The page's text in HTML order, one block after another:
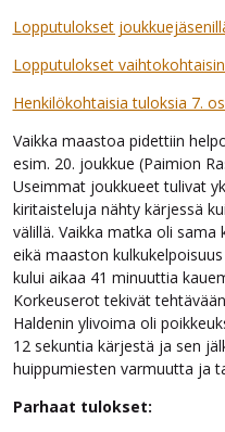
Lopputulokset
Lopputulokset
Henkilökohtaisia tuloksia 7.
Vaikka maastoa pidettiin
esim. 20. joukkue (Paimion
Useimmat joukkueet tulivat
kiritaisteluja nähty kärjessä
välillä. Vaikka matka oli
eikä maaston
kului aikaa 41 minuuttia
Korkeuserot tekivät
Haldenin ylivoima oli
12 sekuntia kärjestä ja sen
huippumiesten varmuutta ja
Parhaat tulokset: